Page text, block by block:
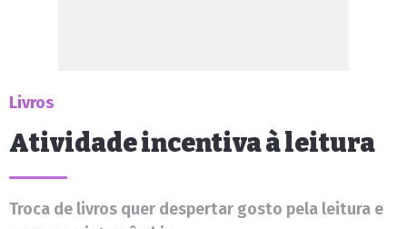
Livros
Atividade incentiva à leitura
Troca de livros quer despertar gosto pela leitura e